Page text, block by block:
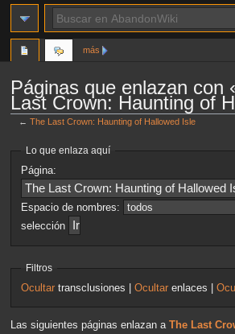
Páginas que enlazan con
Last Crown: Haunting of
←The Last Crown: Haunting of Hallowed Isle
navegación
búsqueda
Lo que enlaza aquí
Página:
Espacio de nombres:
selección
Filtros
Ocultar transclusiones |Ocultar enlaces |
Las siguientes páginas enlazan a The Last
más